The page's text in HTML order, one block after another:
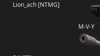
Lion_ach [NTMG]
M-V-Y